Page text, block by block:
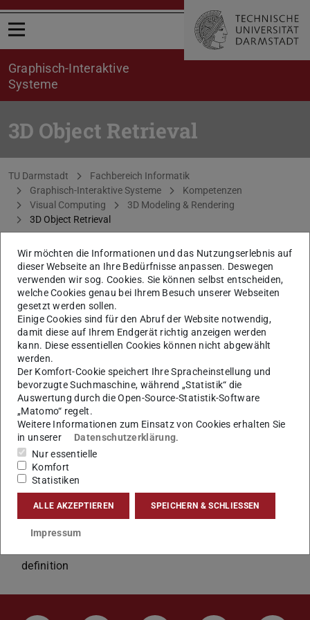
Menü öffnen
Graphisch-Interaktive
Systeme
3D Object Retrieval
Sie befinden sich hier:
TU Darmstadt
Fachbereich Informatik
Graphisch-Interaktive Systeme
Kompetenzen
Visual Computing
3D Modeling & Rendering
3D Object Retrieval
A 3D object retrieval enables browsing, searching and
retrieving three dimensional digital objects (e.g.:
computer-aided design, molecular biology models, and
cultural heritage 3D scenes, etc.) from a large database
of 3D model data.
GRIS researches novel
3D object descriptors for retrieving most similar
objects from the database
Visual-interactive interfaces for exploring and retrieving
3D objects from databases
Generative models for 3D data
Use of generative models for 3D object retrieval
definition
Wir möchten die Informationen und das Nutzungserlebnis auf
dieser Webseite an Ihre Bedürfnisse anpassen. Deswegen
verwenden wir sog. Cookies. Sie können selbst entscheiden,
welche Cookies genau bei Ihrem Besuch unserer Webseiten
gesetzt werden sollen.
Einige Cookies sind für den Abruf der Website notwendig,
damit diese auf Ihrem Endgerät richtig anzeigen werden
kann. Diese essentiellen Cookies können nicht abgewählt
werden.
Der Komfort-Cookie speichert Ihre Spracheinstellung und
bevorzugte Suchmaschine, während „Statistik“ die
Auswertung durch die Open-Source-Statistik-Software
„Matomo“ regelt.
Weitere Informationen zum Einsatz von Cookies erhalten Sie
in unserer
Datenschutzerklärung.
Nur essentielle
Komfort
Statistiken
ALLE AKZEPTIEREN SPEICHERN & SCHLIESSEN
Impressum